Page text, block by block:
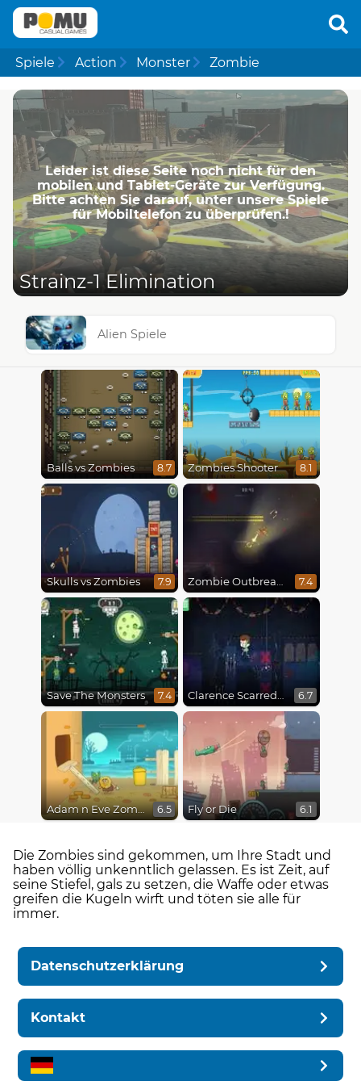
Spiele Action Monster Zombie
Leider ist diese Seite noch nicht für den
mobilen und Tablet-Geräte zur Verfügung.
Bitte achten Sie darauf, unter unsere Spiele
für Mobiltelefon zu überprüfen.!
Strainz-1 Elimination
Alien Spiele
Balls vs Zombies 8.7 Zombies Shooter 8.1
Skulls vs Zombies 7.9 Zombie Outbreak Arena 7.4
Save The Monsters 7.4 Clarence Scarred Silly 6.7
Adam n Eve Zombies 6.5 Fly or Die 6.1
Die Zombies sind gekommen, um Ihre Stadt und
haben völlig unkenntlich gelassen. Es ist Zeit, auf
seine Stiefel, gals zu setzen, die Waffe oder etwas
greifen die Kugeln wirft und töten sie alle für
immer.
Datenschutzerklärung
Kontakt